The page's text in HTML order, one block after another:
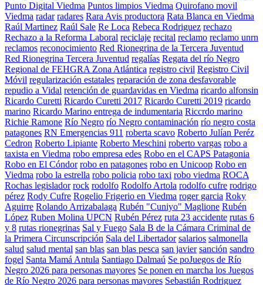
Punto Digital Viedma Puntos limpios Viedma Quirofano movil
Viedma radar radares Rara Avis productora Rata Blanca en Viedma
Raúl Martinez Raúl Sale Re Loca Rebeca Rodriguez rechazo
Rechazo a la Reforma Laboral reciclaje recital reclamo reclamo unrn
reclamos reconocimiento Red Rionegrina de la Tercera Juventud
Red Rionegrina Tercera Juventud regalías Regata del río Negro
Regional de FEHGRA Zona Atlántica registro civil Registro Civil
Móvil regularización estatales reparación de zona desfavorable
repudio a Vidal retención de guardavidas en Viedma ricardo alfonsin
Ricardo Curetti Ricardo Curetti 2017 Ricardo Curetti 2019 ricardo
marino Ricardo Marino entrega de indumentaria Riccrdo marino
Richie Ramone Río Negro río Negro contaminación río negro costa
patagones RN Emergencias 911 roberta scavo Roberto Julían Peréz
Cedron Roberto Lipiante Roberto Meschini roberto vargas robo a
taxista en Viedma robo empresa edes Robo en el CAPS Patagonia
Robo en El Cóndor robo en patagones robo en Unicoop Robo en
Viedma robo la estrella robo policia robo taxi robo viedma ROCA
Rochas legislador rock rodolfo Rodolfo Artola rodolfo cufre rodrigo
pérez Rody Cufre Rogelio Frigerio en Viedma roger garcia Roky
Aguirre Rolando Arrizabalaga Rubén "Cuniyo" Maglione Rubén
López Ruben Molina UPCN Rubén Pérez ruta 23 accidente rutas 6
y 8 rutas rionegrinas Sal y Fuego Sala B de la Cámara Criminal de
la Primera Circunscripción Sala del Libertador salarios salmonella
salud salud mental san blas san blas pesca san javier sanción sandro
fogel Santa Mamá Antula Santiago Dalmaú Se poJuegos de Río
Negro 2026 para personas mayores Se ponen en marcha los Juegos
de Río Negro 2026 para personas mayores Sebastián Rodriguez